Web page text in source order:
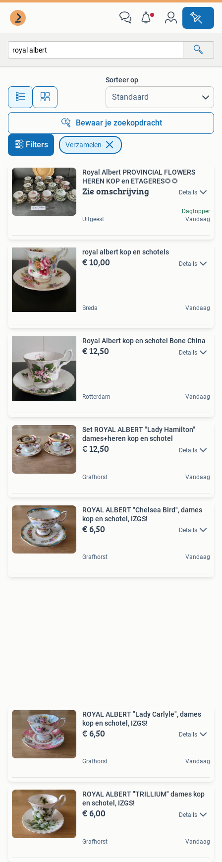
Alle afstanden…
Sorteer op
Bewaar je zoekopdracht
Filters Verzamelen
Royal Albert PROVINCIAL FLOWERS
HEREN KOP en ETAGERES🌻🌻
Zie omschrijving Details
Uitgeest
Dagtopper
Vandaag
royal albert kop en schotels
€ 10,00 Details
Breda Vandaag
Royal Albert kop en schotel Bone China
€ 12,50 Details
Rotterdam Vandaag
Set ROYAL ALBERT "Lady Hamilton"
dames+heren kop en schotel
€ 12,50 Details
Grafhorst Vandaag
ROYAL ALBERT "Chelsea Bird", dames
kop en schotel, IZGS!
€ 6,50 Details
Grafhorst Vandaag
ROYAL ALBERT "Lady Carlyle", dames
kop en schotel, IZGS!
€ 6,50 Details
Grafhorst Vandaag
ROYAL ALBERT "TRILLIUM" dames kop
en schotel, IZGS!
€ 6,00 Details
Grafhorst Vandaag